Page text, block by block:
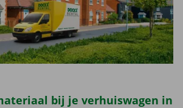
bij je verhuiswagen in